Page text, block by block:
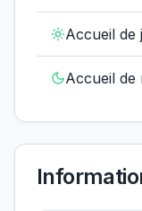
Accueil de
Accueil de